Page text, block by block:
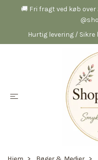
🚚 Fri fragt ved køb
Hurtig levering /